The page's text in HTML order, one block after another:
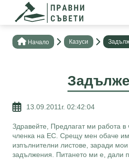
Нaчало Казуси
13.09.2011г. 02:42:04
Здравейте, Предлагат ми работа в
членка на ЕС. Срещу мен обаче
изпълнителни листове, заради
задължения. Питането ми е, дали